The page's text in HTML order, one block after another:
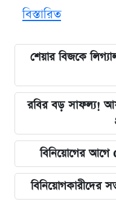
বিস্তারিত
শেয়ার বিজকে
রবির বড় সাফল্য!
বিনিয়োগের
বিনিয়োগকারীদের